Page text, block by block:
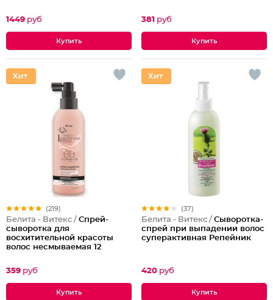
1449 руб 381 руб
(219)
Белита - Витекс / Спрей-
сыворотка для
восхитительной красоты
волос несмываемая 12
Волосы
359 руб
(37)
Белита - Витекс / Сыворотка-
спрей при выпадении волос
суперактивная Репейник
420 руб